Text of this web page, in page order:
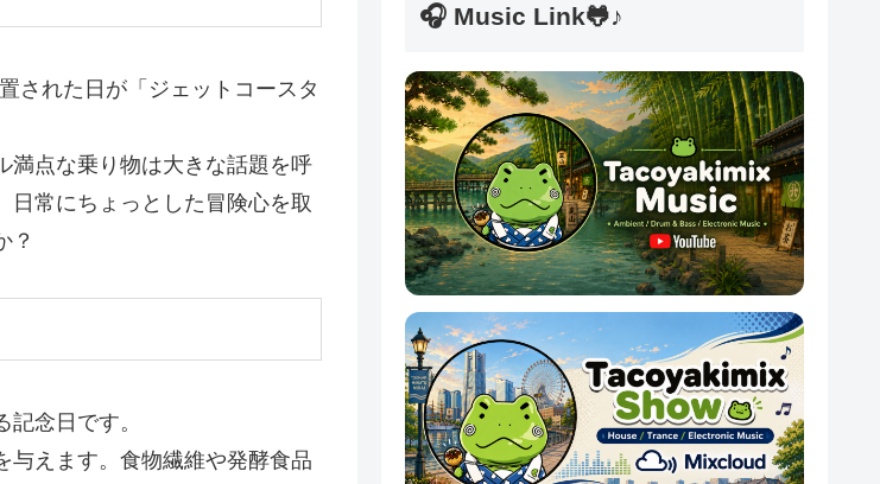
された日が「ジェットコースタ
満点な乗り物は大きな話題を呼
日常にちょっとした冒険心を取
？
念日です。
与えます。食物繊維や発酵食品
🎧 Music Link🐸♪